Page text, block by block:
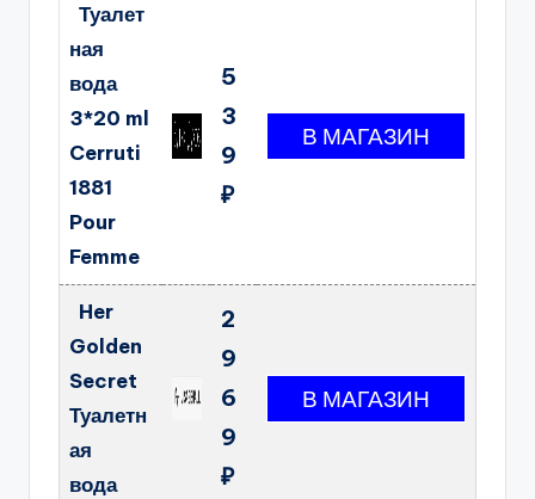
Туалет
ная
вода
3*20 ml
Cerruti
1881
Pour
Femme
5
3
9
₽
Her
Golden
Secret
Туалетн
ая
вода
2
9
6
9
₽